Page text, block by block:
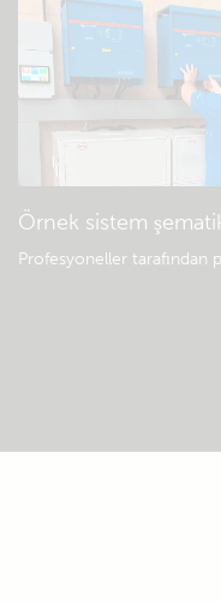
Örnek sistem
Profesyoneller tarafından